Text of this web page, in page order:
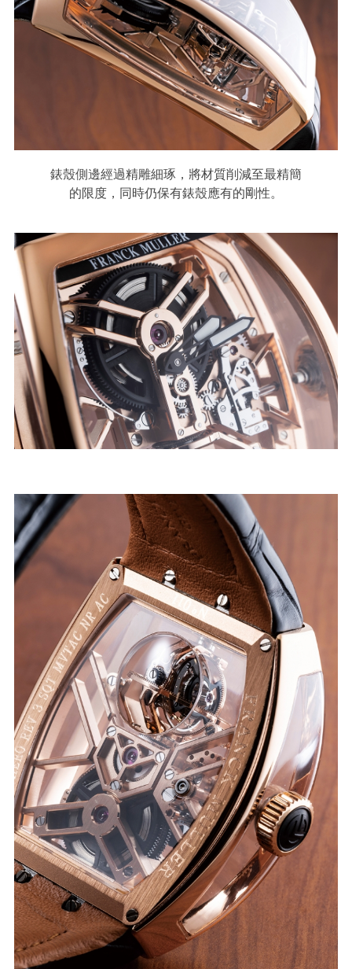
錶殼側邊經過精雕細琢，將材質削減至最精簡
的限度，同時仍保有錶殼應有的剛性。